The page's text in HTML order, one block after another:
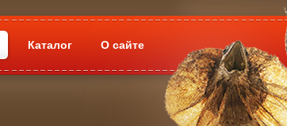
Каталог О сайте